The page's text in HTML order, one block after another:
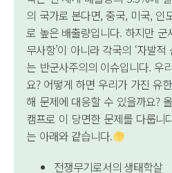
의 국가로 본다면, 중국, 미국, 인
로 높은 배출량입니다. 하지만 군
무사항’이 아니라 각국의 ‘자발
는 반군사주의의 이슈입니다. 우
요? 어떻게 하면 우리가 가진 유
해 문제에 대응할 수 있을까요?
캠프로 이 당면한 문제를 다룹니
는 아래와 같습니다.
전쟁무기로서의 생태학살